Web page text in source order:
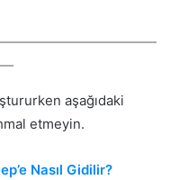
aşağıdaki
etmeyin.
Nasıl Gidilir?